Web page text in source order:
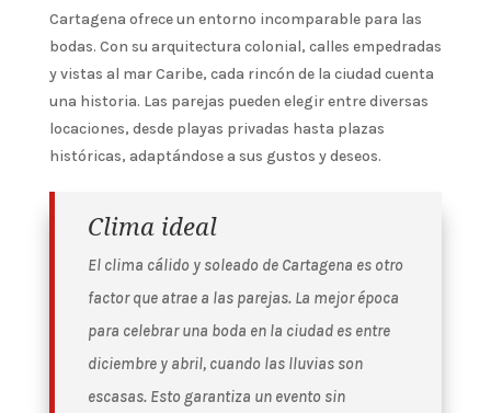
Cartagena ofrece un entorno incomparable para las
bodas. Con su arquitectura colonial, calles empedradas
y vistas al mar Caribe, cada rincón de la ciudad cuenta
una historia. Las parejas pueden elegir entre diversas
locaciones, desde playas privadas hasta plazas
históricas, adaptándose a sus gustos y deseos.
Clima ideal
El clima cálido y soleado de Cartagena es otro
factor que atrae a las parejas. La mejor época
para celebrar una boda en la ciudad es entre
diciembre y abril, cuando las lluvias son
escasas. Esto garantiza un evento sin